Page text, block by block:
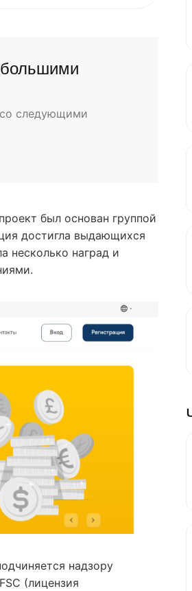
следующими
был основан группой
достигла выдающихся
несколько наград и
надзору
(лицензия